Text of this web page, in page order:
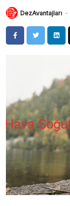
DezAvantajları -